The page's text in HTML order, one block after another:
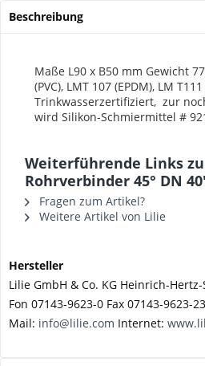
Beschreibung
Maße L90 x B50 mm Gewicht
(PVC), LMT 107 (EPDM), LM T111
Trinkwasserzertifiziert, zur
wird Silikon-Schmiermittel #
Weiterführende Links
Rohrverbinder 45° DN
Fragen zum Artikel?
Weitere Artikel von Lilie
Hersteller
Lilie GmbH & Co. KG Heinrich-
Fon 07143-9623-0 Fax 07143-9623-
Mail: info@lilie.com Internet: